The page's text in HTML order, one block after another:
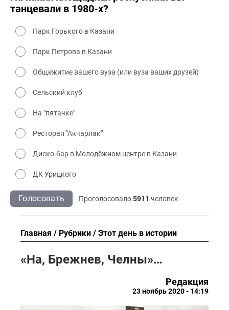
танцевали в 1980-х?
Парк Горького в Казани
Парк Петрова в Казани
Общежитие вашего вуза (или вуза ваших друзей)
Сельский клуб
На "пятачке"
Ресторан "Акчарлак"
Диско-бар в Молодёжном центре в Казани
ДК Урицкого
Голосовать Проголосовало5911 человек
Главная Рубрики Этот день в истории
«На, Брежнев, Челны»…
Редакция
23 ноябрь 2020 - 14:19